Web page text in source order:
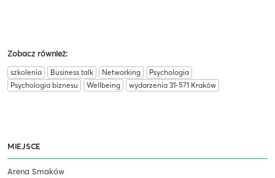
Zobacz również:
szkolenia Business talk Networking
Psychologia
Psychologia biznesu
Wellbeing wydarzenia 31-571 Kraków
MIEJSCE
Arena Smaków